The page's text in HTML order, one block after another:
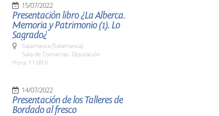
15/07/2022
Presentación libro ¿La Alberca.
Memoria y Patrimonio (1). Lo
Sagrado¿
Salamanca (Salamanca)
Sala de Comarcas. Diputación
Hora: 11:00 h.
14/07/2022
Presentación de los Talleres de
Bordado al fresco